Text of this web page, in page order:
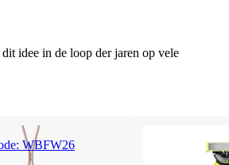
idee in de loop der jaren op vele
WBFW26